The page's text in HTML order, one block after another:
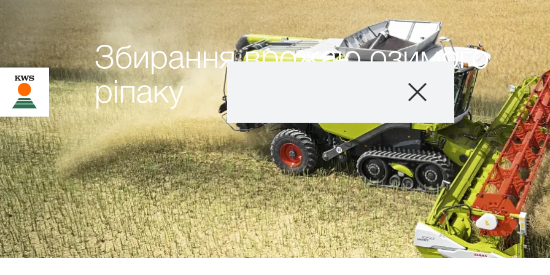
Продукти
Агросервіс
Новини та події
Цифрові
Про нас
Збирання врожаю озимого
ріпаку